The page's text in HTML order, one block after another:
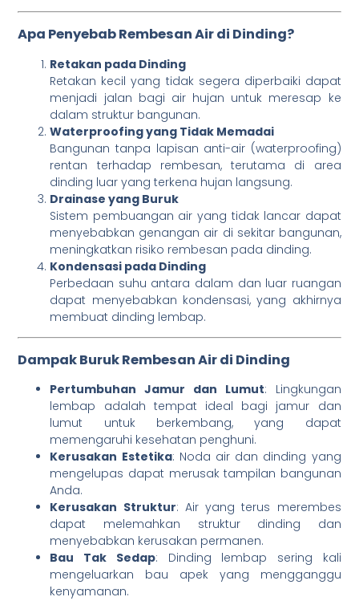
Apa Penyebab Rembesan Air di Dinding?
Retakan pada Dinding
Retakan kecil yang tidak segera diperbaiki dapat
menjadi jalan bagi air hujan untuk meresap ke
dalam struktur bangunan.
Waterproofing yang Tidak Memadai
Bangunan tanpa lapisan anti-air (waterproofing)
rentan terhadap rembesan, terutama di area
dinding luar yang terkena hujan langsung.
Drainase yang Buruk
Sistem pembuangan air yang tidak lancar dapat
menyebabkan genangan air di sekitar bangunan,
meningkatkan risiko rembesan pada dinding.
Kondensasi pada Dinding
Perbedaan suhu antara dalam dan luar ruangan
dapat menyebabkan kondensasi, yang akhirnya
membuat dinding lembap.
Dampak Buruk Rembesan Air di Dinding
Pertumbuhan Jamur dan Lumut: Lingkungan
lembap adalah tempat ideal bagi jamur dan
lumut untuk berkembang, yang dapat
memengaruhi kesehatan penghuni.
Kerusakan Estetika: Noda air dan dinding yang
mengelupas dapat merusak tampilan bangunan
Anda.
Kerusakan Struktur: Air yang terus merembes
dapat melemahkan struktur dinding dan
menyebabkan kerusakan permanen.
Bau Tak Sedap: Dinding lembap sering kali
mengeluarkan bau apek yang mengganggu
kenyamanan.